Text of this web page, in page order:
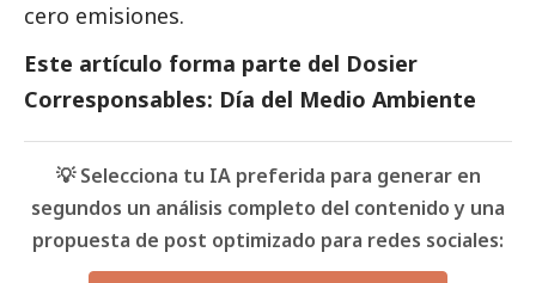
cero emisiones.
Este artículo forma parte del Dosier
Corresponsables: Día del Medio Ambiente
💡 Selecciona tu IA preferida para generar en
segundos un análisis completo del contenido y una
propuesta de post optimizado para redes sociales: